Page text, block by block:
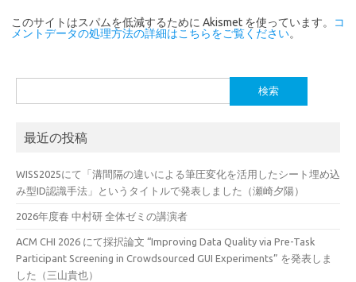
このサイトはスパムを低減するために Akismet を使っています。
コ
メントデータの処理方法の詳細はこちらをご覧ください。
索:
最近の投稿
WISS2025にて「溝間隔の違いによる筆圧変化を活用したシート埋め込
み型ID認識手法」というタイトルで発表しました（瀬崎夕陽）
2026年度春 中村研 全体ゼミの講演者
ACM CHI 2026 にて採択論文 “Improving Data Quality via Pre-Task
Participant Screening in Crowdsourced GUI Experiments” を発表しま
した（三山貴也）